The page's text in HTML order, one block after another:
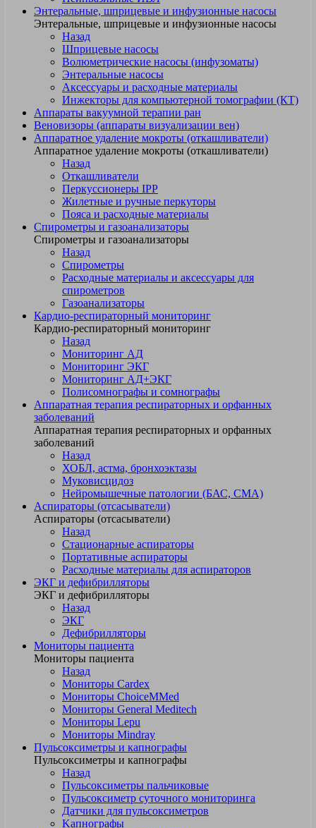
Энтеральные, шприцевые и инфузионные насосы
Энтеральные, шприцевые и инфузионные насосы
Назад
Шприцевые насосы
Волюметрические насосы (инфузоматы)
Энтеральные насосы
Аксессуары и расходные материалы
Инжекторы для компьютерной томографии (КТ)
Аппараты вакуумной терапии ран
Веновизоры (аппараты визуализации вен)
Аппаратное удаление мокроты (откашливатели)
Аппаратное удаление мокроты (откашливатели)
Назад
Откашливатели
Перкуссионеры IPP
Жилетные и ручные перкуторы
Пояса и расходные материалы
Спирометры и газоанализаторы
Спирометры и газоанализаторы
Назад
Спирометры
Расходные материалы и аксессуары для
спирометров
Газоанализаторы
Кардио-респираторный мониторинг
Кардио-респираторный мониторинг
Назад
Мониторинг АД
Мониторинг ЭКГ
Мониторинг АД+ЭКГ
Полисомнографы и сомнографы
Аппаратная терапия респираторных и орфанных
заболеваний
Аппаратная терапия респираторных и орфанных
заболеваний
Назад
ХОБЛ, астма, бронхоэктазы
Муковисцидоз
Нейромышечные патологии (БАС, СМА)
Аспираторы (отсасыватели)
Аспираторы (отсасыватели)
Назад
Стационарные аспираторы
Портативные аспираторы
Расходные материалы для аспираторов
ЭКГ и дефибрилляторы
ЭКГ и дефибрилляторы
Назад
ЭКГ
Дефибрилляторы
Мониторы пациента
Мониторы пациента
Назад
Мониторы Cardex
Мониторы ChoiceMMed
Мониторы General Meditech
Мониторы Lepu
Мониторы Mindray
Пульсоксиметры и капнографы
Пульсоксиметры и капнографы
Назад
Пульсоксиметры пальчиковые
Пульсоксиметр суточного мониторинга
Датчики для пульсоксиметров
Kапнографы